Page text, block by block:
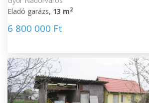
Eladó garázs, 13 m2
6 800 000 Ft